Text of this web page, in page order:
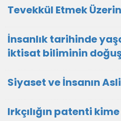
Tevekkül Etmek
İnsanlık tarihinde
iktisat biliminin
Siyaset ve İnsanın
Irkçılığın patenti